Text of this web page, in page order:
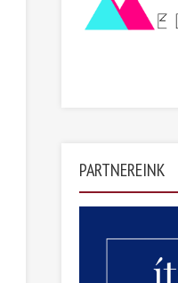
PARTNEREINK